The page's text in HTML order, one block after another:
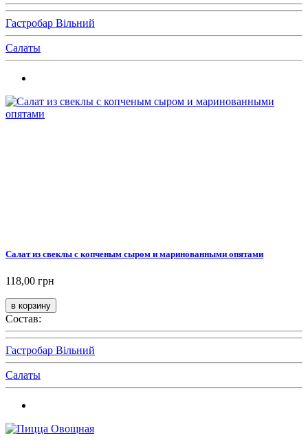
Гастробар Вільний
Салаты
Салат из свеклы с копченым сыром и маринованными опятами
118,00 грн
Состав:
Гастробар Вільний
Салаты